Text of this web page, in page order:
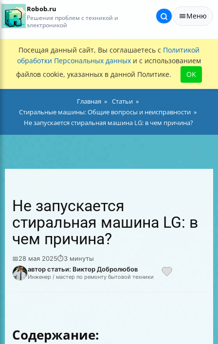
Robob.ru
Решение проблем с техникой и
электроникой
Меню
Посещая данный сайт, Вы соглашаетесь с Политикой
обработки Персональных данных и с использованием
файлов cookie, указанных в данной Политике.
OK
Главная
Статьи
Стиральные машины: Общие вопросы и неисправности
Не запускается стиральная машина LG: в чем причина?
Не запускается
стиральная машина LG: в
чем причина?
📅28 мая 2025⏱3 минуты
автор статьи: Виктор Добролюбов
Инженер / мастер по ремонту бытовой техники
Содержание: